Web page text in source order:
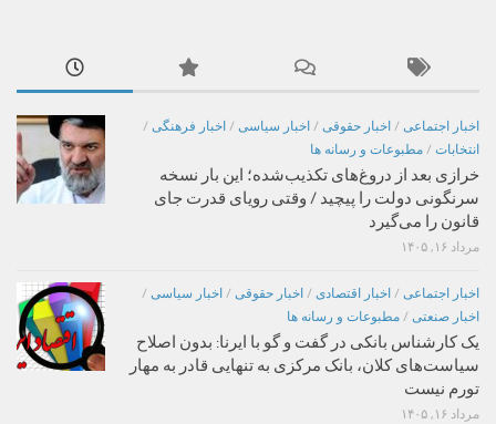
اخبار اجتماعی / اخبار حقوقی / اخبار سیاسی / اخبار فرهنگی /
انتخابات / مطبوعات و رسانه ها
خرازی بعد از دروغ‌های تکذیب‌شده؛ این بار نسخه
سرنگونی دولت را پیچید / وقتی رویای قدرت جای
قانون را می‌گیرد
مرداد ۱۶, ۱۴۰۵
اخبار اجتماعی / اخبار اقتصادی / اخبار حقوقی / اخبار سیاسی /
اخبار صنعتی / مطبوعات و رسانه ها
یک کارشناس بانکی در گفت و گو با ایرنا: بدون اصلاح
سیاست‌های کلان، بانک مرکزی به تنهایی قادر به مهار
تورم نیست
مرداد ۱۶, ۱۴۰۵